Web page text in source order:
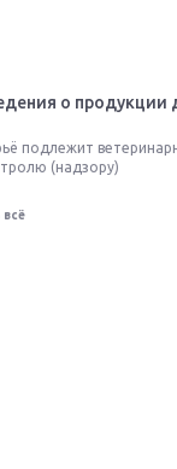
о продукции
подлежит
(надзору)
всё